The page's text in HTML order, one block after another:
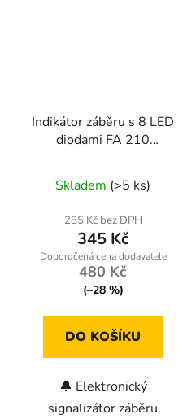
Indikátor záběru s 8 LED
diodami FA 210
FISING
hodnocení
produktu
je
4,1
z
hvězdiček.
Skladem (>5 ks)
285 Kč bez DPH
345 Kč
480 Kč
(–28 %)
DO KOŠÍKU
🔔 Elektronický
signalizátor záběru